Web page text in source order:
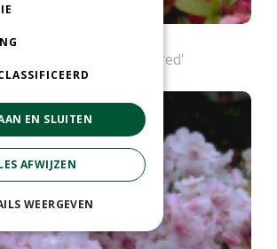
'Vuyk's Rosyred'
EN SLUITEN
AFWIJZEN
WEERGEVEN